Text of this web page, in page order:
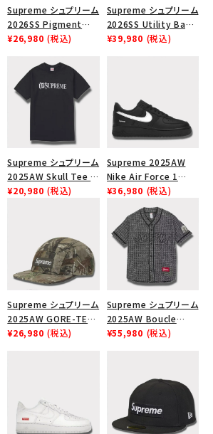
Supreme シュプリーム
2026SS Pigment
Coated S Logo 6-
テッド Sロゴ 6パネル
ネイビー
¥26,980 (税込)
Supreme シュプリーム
2026SS Utility Bag
ユーティリティバッグ ブ
¥39,980 (税込)
Supreme シュプリーム
2025AW Skull Tee ス
カル Tシャツ ブラック
¥20,980 (税込)
Supreme 2025AW
Nike Air Force 1
Low シュプリーム ナイ
キエアフォース１スニー
カー シューズ ブラック
¥36,980 (税込)
Supreme シュプリーム
2025AW GORE-TEX
Zip Pocket Camp
¥26,980 (税込)
Supreme シュプリーム
2025AW Boucle
Baseball Jersey ブー
¥55,980 (税込)